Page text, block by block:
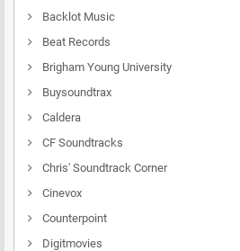
Backlot Music
Beat Records
Brigham Young University
Buysoundtrax
Caldera
CF Soundtracks
Chris' Soundtrack Corner
Cinevox
Counterpoint
Digitmovies